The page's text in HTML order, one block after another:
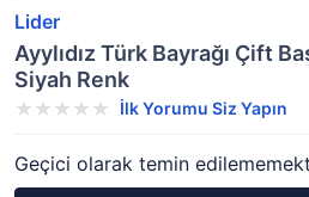
Lider
Ayylıdız Türk Bayrağı Çift
Siyah Renk
İlk Yorumu Siz Yapın
Geçici olarak temin